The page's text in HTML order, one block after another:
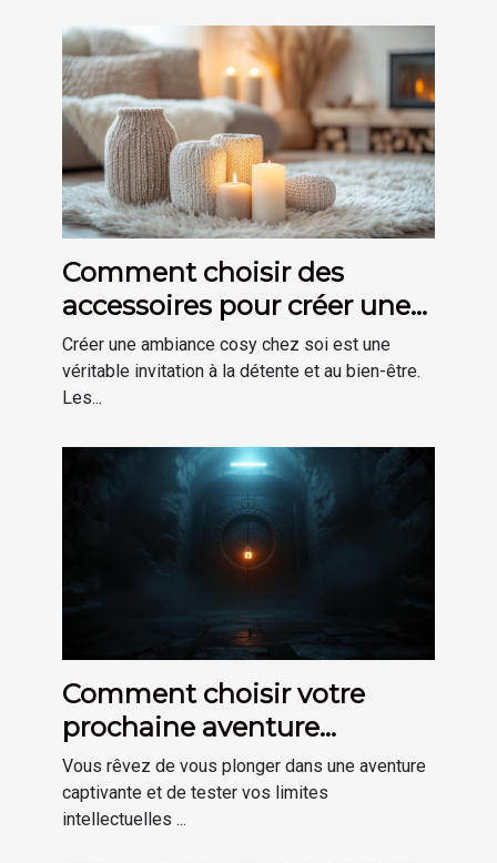
Comment choisir des
accessoires pour créer une
ambiance cosy chez soi
Créer une ambiance cosy chez soi est une
véritable invitation à la détente et au bien-être.
Les...
Comment choisir votre
prochaine aventure
d'escape game immersive
Vous rêvez de vous plonger dans une aventure
captivante et de tester vos limites
intellectuelles ...